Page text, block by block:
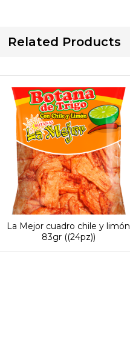
Related Products
La Mejor cuadro chile y limón
83gr ((24pz))